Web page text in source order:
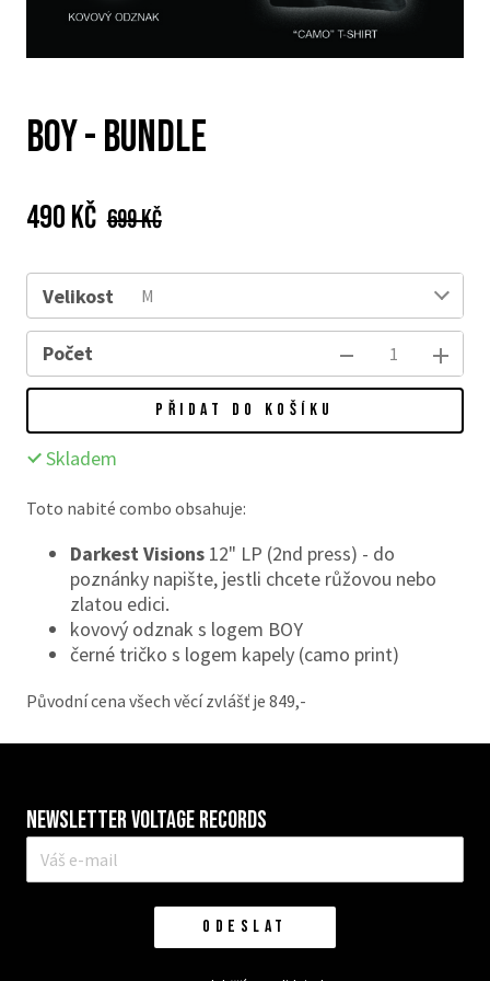
BOY - Bundle
Cena:
490 Kč Původní
699 Kč
Velikost M
Počet
PŘIDAT DO KOŠÍKU
Skladem
Toto nabité combo obsahuje:
Darkest Visions 12" LP (2nd press) - do
poznánky napište, jestli chcete růžovou nebo
zlatou edici.
kovový odznak s logem BOY
černé tričko s logem kapely (camo print)
Původní cena všech věcí zvlášť je 849,-
Newsletter VOLTAGE RECORDS
E-
mail
ODESLAT